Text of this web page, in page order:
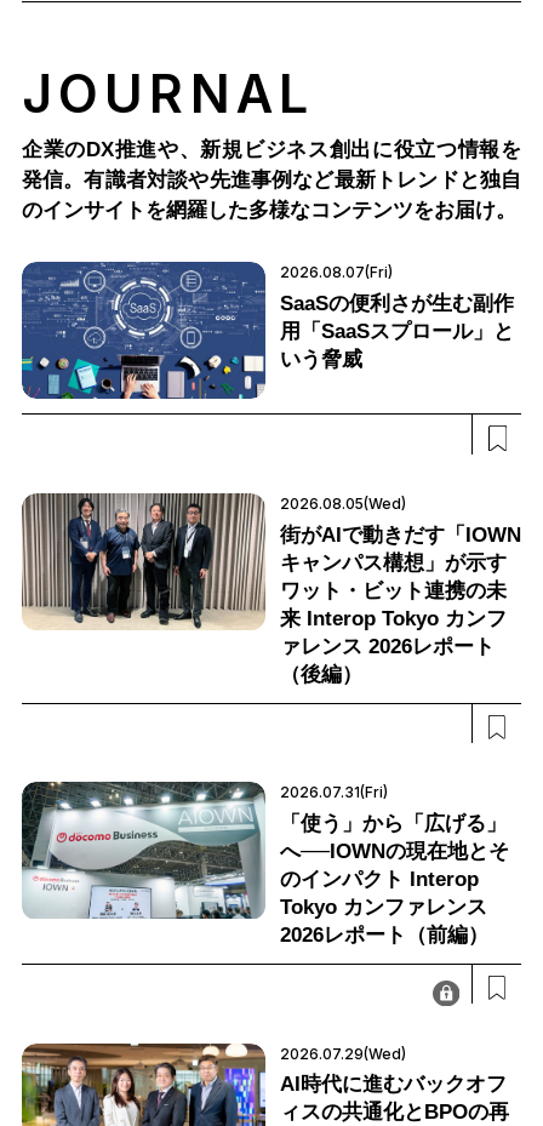
JOURNAL
企業のDX推進や、新規ビジネス創出に役立つ情報を
発信。有識者対談や先進事例など最新トレンドと独自
のインサイトを網羅した多様なコンテンツをお届け。
2026.08.07(Fri)
SaaSの便利さが生む副作
用「SaaSスプロール」と
いう脅威
2026.08.05(Wed)
街がAIで動きだす「IOWN
キャンパス構想」が示す
ワット・ビット連携の未
来 Interop Tokyo カンフ
ァレンス 2026レポート
（後編）
2026.07.31(Fri)
「使う」から「広げる」
へ──IOWNの現在地とそ
のインパクト Interop
Tokyo カンファレンス
2026レポート（前編）
2026.07.29(Wed)
AI時代に進むバックオフ
ィスの共通化とBPOの再